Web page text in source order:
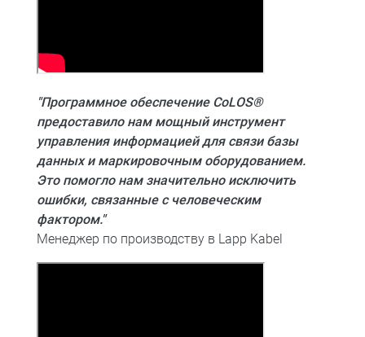
"Программное обеспечение CoLOS®
предоставило нам мощный инструмент
управления информацией для связи базы
данных и маркировочным оборудованием.
Это помогло нам значительно исключить
ошибки, связанные с человеческим
фактором."
Менеджер по производству в Lapp Kabel